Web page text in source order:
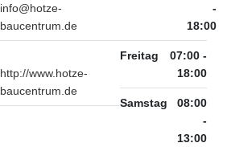
info@hotze-
baucentrum.de
http://www.hotze-
baucentrum.de
-
18:00
Freitag
07:00 -
18:00
Samstag
08:00
-
13:00